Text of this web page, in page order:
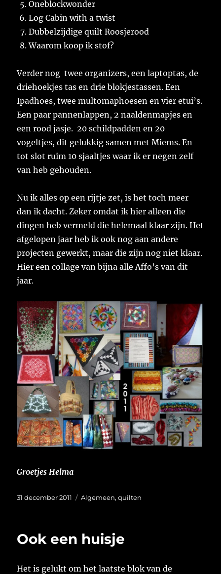
Oneblockwonder
Log Cabin with a twist
Dubbelzijdige quilt Roosjerood
Waarom koop ik stof?
Verder nog twee organizers, een laptoptas, de
driehoekjes tas en drie blokjestassen. Een
Ipadhoes, twee multomaphoesen en vier etui’s.
Een paar pannenlappen, 2 naaldenmapjes en
een rood jasje. 20 schildpadden en 20
vogeltjes, dit gelukkig samen met Miems. En
tot slot ruim 10 sjaaltjes waar ik er negen zelf
van heb gehouden.
Nu ik alles op een rijtje zet, is het toch meer
dan ik dacht. Zeker omdat ik hier alleen die
dingen heb vermeld die helemaal klaar zijn. Het
afgelopen jaar heb ik ook nog aan andere
projecten gewerkt, maar die zijn nog niet klaar.
Hier een collage van bijna alle Affo’s van dit
jaar.
Groetjes Helma
Geplaatst
31 december 2011 Categorieën
Algemeen,quilten
Ook een huisje
Het is gelukt om het laatste blok van de